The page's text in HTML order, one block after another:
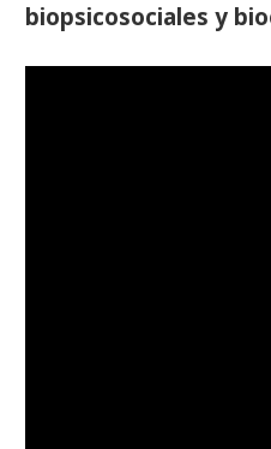
biopsicosociales y